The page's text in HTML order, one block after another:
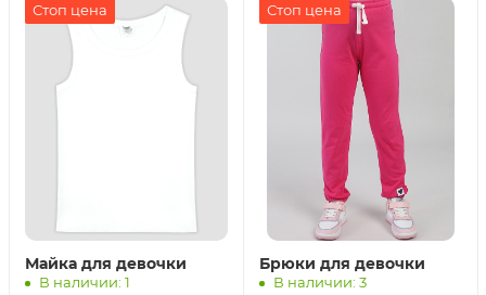
Стоп цена
Майка для девочки
В наличии: 1
Стоп цена
Брюки для девочки
В наличии: 3